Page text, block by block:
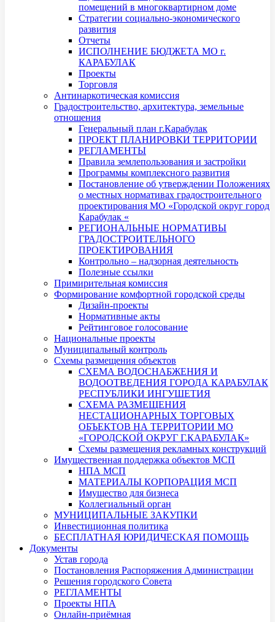
помещений в многоквартирном доме
Стратегии социально-экономического
развития
Отчеты
ИСПОЛНЕНИЕ БЮДЖЕТА МО г.
КАРАБУЛАК
Проекты
Торговля
Антинаркотическая комиссия
Градостроительство, архитектура, земельные
отношения
Генеральный план г.Карабулак
ПРОЕКТ ПЛАНИРОВКИ ТЕРРИТОРИИ
РЕГЛАМЕНТЫ
Правила землепользования и застройки
Программы комплексного развития
Постановление об утверждении Положениях
о местных нормативах градостроительного
проектирования МО «Городской округ город
Карабулак «
РЕГИОНАЛЬНЫЕ НОРМАТИВЫ
ГРАДОСТРОИТЕЛЬНОГО
ПРОЕКТИРОВАНИЯ
Контрольно – надзорная деятельность
Полезные ссылки
Примирительная комиссия
Формирование комфортной городской среды
Дизайн-проекты
Нормативные акты
Рейтинговое голосование
Национальные проекты
Муниципальный контроль
Схемы размещения объектов
СХЕМА ВОДОСНАБЖЕНИЯ И
ВОДООТВЕДЕНИЯ ГОРОДА КАРАБУЛАК
РЕСПУБЛИКИ ИНГУШЕТИЯ
СХЕМА РАЗМЕЩЕНИЯ
НЕСТАЦИОНАРНЫХ ТОРГОВЫХ
ОБЪЕКТОВ НА ТЕРРИТОРИИ МО
«ГОРОДСКОЙ ОКРУГ Г.КАРАБУЛАК»
Схемы размещения рекламных конструкций
Имущественная поддержка объектов МСП
НПА МСП
МАТЕРИАЛЫ КОРПОРАЦИЯ МСП
Имущество для бизнеса
Коллегиальный орган
МУНИЦИПАЛЬНЫЕ ЗАКУПКИ
Инвестиционная политика
БЕСПЛАТНАЯ ЮРИДИЧЕСКАЯ ПОМОЩЬ
Документы
Устав города
Постановления Распоряжения Администрации
Решения городского Совета
РЕГЛАМЕНТЫ
Проекты НПА
Онлайн-приёмная